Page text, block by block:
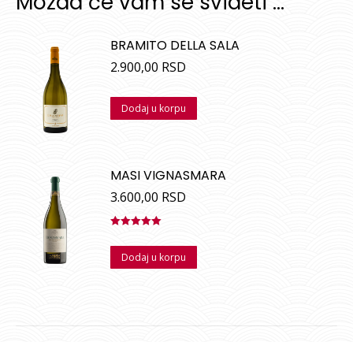
BRAMITO DELLA SALA
2.900,00 RSD
Dodaj u korpu
MASI VIGNASMARA
3.600,00 RSD
sa5.00od
Dodaj u korpu